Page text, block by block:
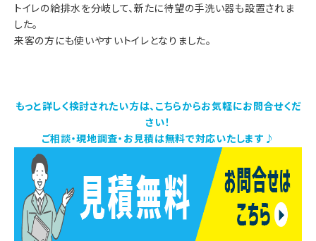
トイレの給排水を分岐して、新たに待望の手洗い器も設置されま
した。
来客の方にも使いやすいトイレとなりました。
もっと詳しく検討されたい方は、こちらからお気軽にお問合せくだ
さい！
ご相談・現地調査・お見積は無料で対応いたします♪